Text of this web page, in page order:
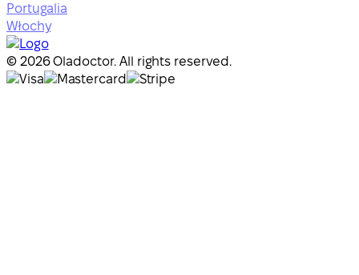
Portugalia
Włochy
© 2026 Oladoctor. All rights reserved.